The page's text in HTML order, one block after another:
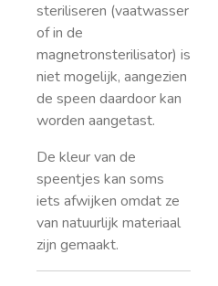
steriliseren (vaatwasser
of in de
magnetronsterilisator) is
niet mogelijk, aangezien
de speen daardoor kan
worden aangetast.
De kleur van de
speentjes kan soms
iets afwijken omdat ze
van natuurlijk materiaal
zijn gemaakt.